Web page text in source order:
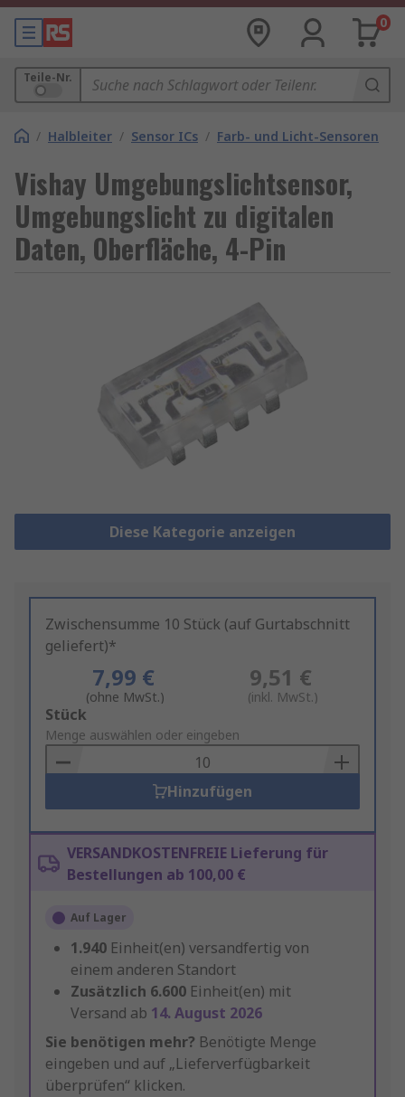
0
Teile-Nr.
/ Halbleiter / Sensor ICs / Farb- und Licht-Sensoren
Vishay Umgebungslichtsensor,
Umgebungslicht zu digitalen
Daten, Oberfläche, 4-Pin
Diese Kategorie anzeigen
Zwischensumme 10 Stück (auf Gurtabschnitt
geliefert)*
7,99 €
(ohne MwSt.)
9,51 €
(inkl. MwSt.)
Add
to
Basket
Stück
Menge auswählen oder eingeben
Hinzufügen
VERSANDKOSTENFREIE Lieferung für
Bestellungen ab 100,00 €
Auf Lager
1.940 Einheit(en) versandfertig von
einem anderen Standort
Zusätzlich 6.600 Einheit(en) mit
Versand ab 14. August 2026
Sie benötigen mehr? Benötigte Menge
eingeben und auf „Lieferverfügbarkeit
überprüfen“ klicken.